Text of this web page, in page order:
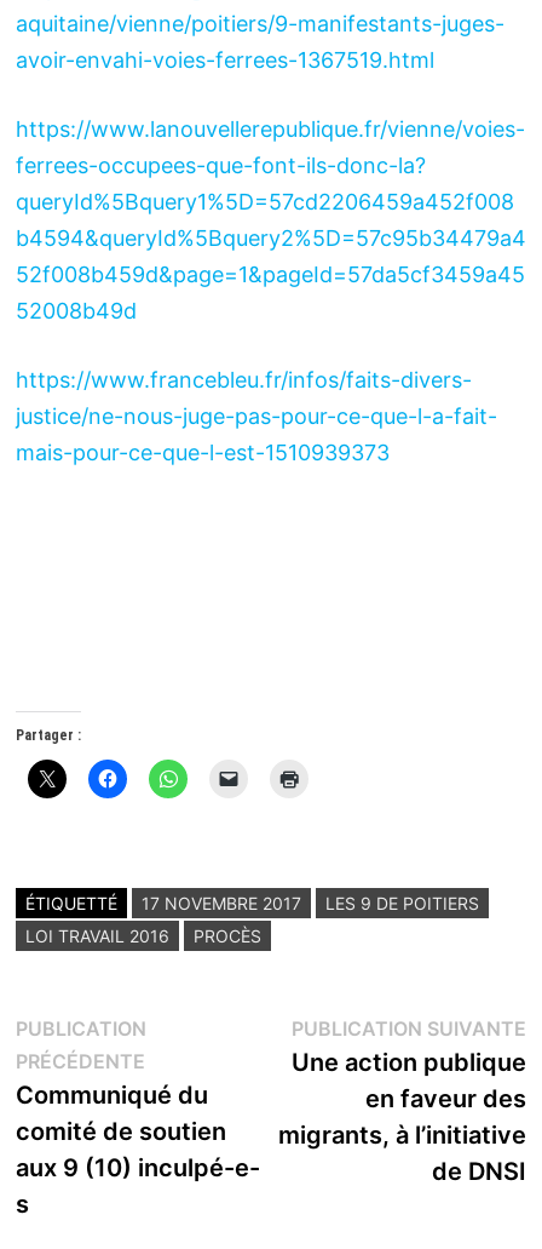
aquitaine/vienne/poitiers/9-manifestants-juges-
avoir-envahi-voies-ferrees-1367519.html
https://www.lanouvellerepublique.fr/vienne/voies-
ferrees-occupees-que-font-ils-donc-la?
queryId%5Bquery1%5D=57cd2206459a452f008
b4594&queryId%5Bquery2%5D=57c95b34479a4
52f008b459d&page=1&pageId=57da5cf3459a45
52008b49d
https://www.francebleu.fr/infos/faits-divers-
justice/ne-nous-juge-pas-pour-ce-que-l-a-fait-
mais-pour-ce-que-l-est-1510939373
Partager :
ÉTIQUETTÉ 17 NOVEMBRE 2017
LES 9 DE POITIERS
LOI TRAVAIL 2016
PROCÈS
Navigation
de
l’article
PUBLICATION
PRÉCÉDENTEPublication
précédente :
Communiqué du
comité de soutien
aux 9 (10) inculpé-e-
s
PUBLICATION SUIVANTE
Une action publique
en faveur des
migrants, à l’initiative
de DNSI